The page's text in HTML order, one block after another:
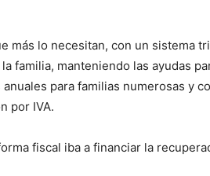
más lo necesitan, con un sistema
familia, manteniendo las ayudas
para familias numerosas y
por IVA.
fiscal iba a financiar la